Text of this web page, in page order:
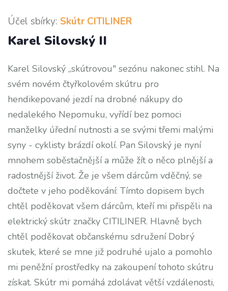
Účel sbírky: Skútr CITILINER
Karel Silovský II
Karel Silovský „skútrovou" sezónu nakonec stihl. Na
svém novém čtyřkolovém skútru pro
hendikepované jezdí na drobné nákupy do
nedalekého Nepomuku, vyřídí bez pomoci
manželky úřední nutnosti a se svými třemi malými
syny - cyklisty brázdí okolí. Pan Silovský je nyní
mnohem soběstačnější a může žít o něco plnější a
radostnější život. Že je všem dárcům vděčný, se
dočtete v jeho poděkování: Tímto dopisem bych
chtěl poděkovat všem dárcům, kteří mi přispěli na
elektrický skútr značky CITILINER. Hlavně bych
chtěl poděkovat občanskému sdružení Dobrý
skutek, které se mne již podruhé ujalo a pomohlo
mi peněžní prostředky na zakoupení tohoto skútru
získat. Skútr mi pomáhá zdolávat větší vzdálenosti,